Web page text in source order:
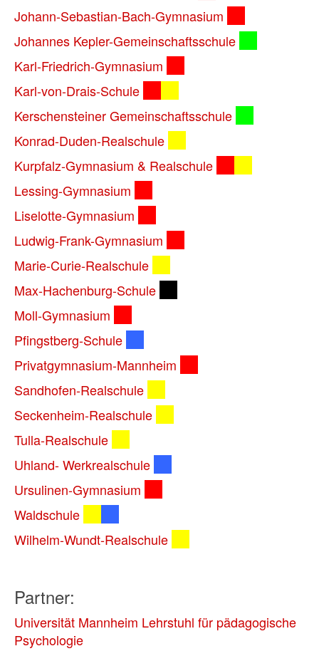
Johann-Sebastian-Bach-Gymnasium
Johannes Kepler-Gemeinschaftsschule
Karl-Friedrich-Gymnasium
Karl-von-Drais-Schule
Kerschensteiner Gemeinschaftsschule
Konrad-Duden-Realschule
Kurpfalz-Gymnasium & Realschule
Lessing-Gymnasium
Liselotte-Gymnasium
Ludwig-Frank-Gymnasium
Marie-Curie-Realschule
Max-Hachenburg-Schule
Moll-Gymnasium
Pfingstberg-Schule
Privatgymnasium-Mannheim
Sandhofen-Realschule
Seckenheim-Realschule
Tulla-Realschule
Uhland- Werkrealschule
Ursulinen-Gymnasium
Waldschule
Wilhelm-Wundt-Realschule
Partner:
Universität Mannheim Lehrstuhl für pädagogische
Psychologie